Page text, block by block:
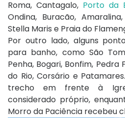
Roma, Cantagalo, Porto da
Ondina, Buracão,
Stella Maris e Praia do
Por outro lado, alguns
para banho, como São
Penha, Bogari, Bonfim, Pedra
do Rio, Corsário e
trecho em frente à
considerado próprio,
Morro da Paciência recebeu